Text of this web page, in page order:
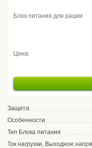
Блок питания для рации
Цена:
Защита
Особенности
Тип Блока питания
Ток нагрузки, Выходное